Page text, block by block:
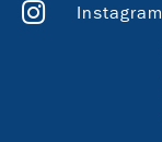
Instagram